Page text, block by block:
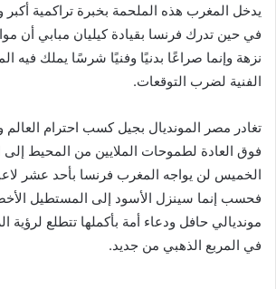
يدخل المغرب هذه الملحمة بخبرة تراكمية
في حين تدرك فرنسا بقيادة كيليان مبابي أن
نزهة وإنما صراعًا بدنيًا وفنيًا شرسًا يملك فيه
الفنية لضرب التوقعات.
تغادر مصر المونديال بجيل كسب احترام
فوق العادة لطموحات الملايين من المحيط إلى
الخميس لن يواجه المغرب فرنسا بأحد عشر
فحسب إنما سينزل الأسود إلى المستطيل
مونديالي حافل ودعاء أمة بأكملها تتطلع لرؤية
في المربع الذهبي من جديد.